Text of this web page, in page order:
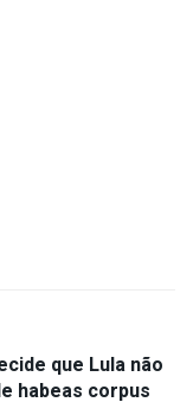
que Lula não
habeas corpus